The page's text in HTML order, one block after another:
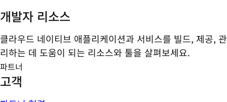
개발자 리소스
클라우드 네이티브 애플리케이션과 서비스를 빌드, 제공, 관
리하는 데 도움이 되는 리소스와 툴을 살펴보세요.
파트너
고객